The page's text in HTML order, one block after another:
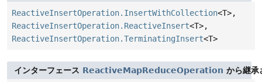
ReactiveInsertOperation.InsertWithCollection<T>,
ReactiveInsertOperation.ReactiveInsert<T>,
ReactiveInsertOperation.TerminatingInsert<T>
インターフェース ReactiveMapReduceOperation から継